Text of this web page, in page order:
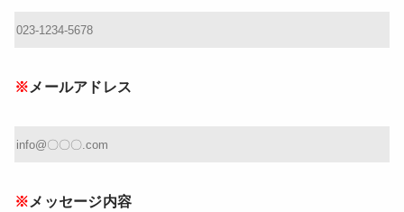
メールアドレス
メッセージ内容